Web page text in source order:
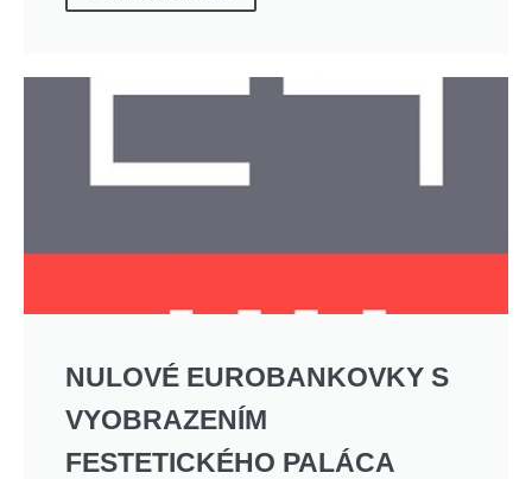
NULOVÉ EUROBANKOVKY S
VYOBRAZENÍM
FESTETICKÉHO PALÁCA